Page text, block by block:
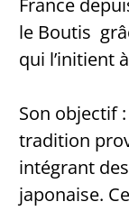
le Boutis
qui l’initient
Son objectif
tradition
intégrant
japonaise.